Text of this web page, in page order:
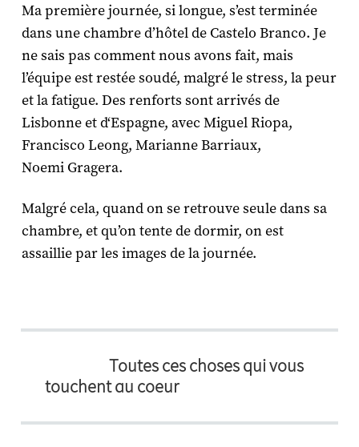
Ma première journée, si longue, s’est terminée
dans une chambre d’hôtel de Castelo Branco. Je
ne sais pas comment nous avons fait, mais
l’équipe est restée soudé, malgré le stress, la peur
et la fatigue. Des renforts sont arrivés de
Lisbonne et d‘Espagne, avec Miguel Riopa,
Francisco Leong, Marianne Barriaux,
Noemi Gragera.
Malgré cela, quand on se retrouve seule dans sa
chambre, et qu’on tente de dormir, on est
assaillie par les images de la journée.
Toutes ces choses qui vous
touchent au coeur